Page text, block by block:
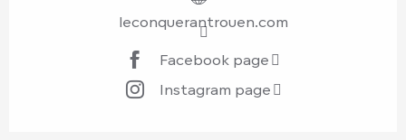
leconquerantrouen.com
Facebook page
Instagram page